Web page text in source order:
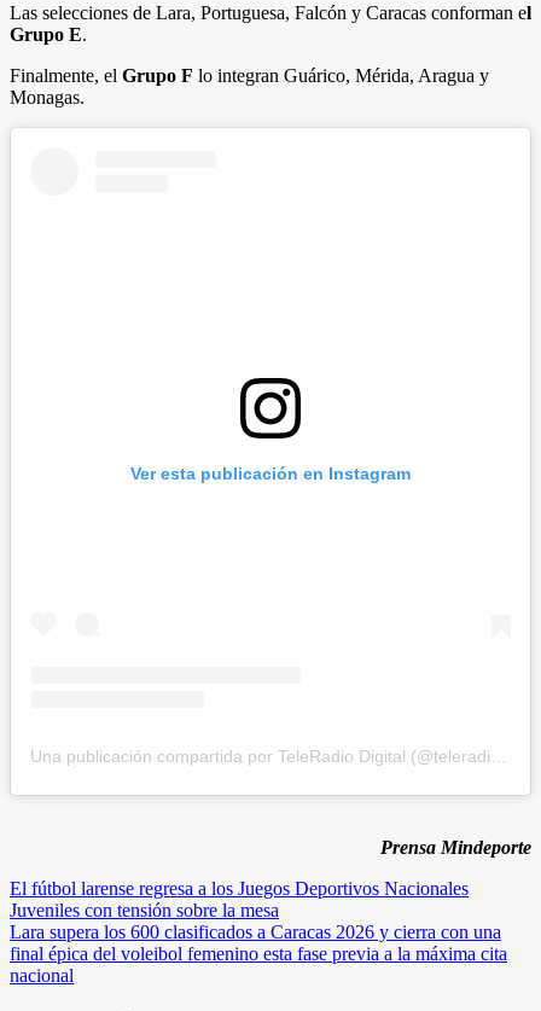
Las selecciones de Lara, Portuguesa, Falcón y Caracas conforman el
Grupo E.
Finalmente, el Grupo F lo integran Guárico, Mérida, Aragua y
Monagas.
Ver esta publicación en Instagram
Prensa Mindeporte
Navegación
de
entradas
El fútbol larense regresa a los Juegos Deportivos Nacionales
Juveniles con tensión sobre la mesa
Lara supera los 600 clasificados a Caracas 2026 y cierra con una
final épica del voleibol femenino esta fase previa a la máxima cita
nacional